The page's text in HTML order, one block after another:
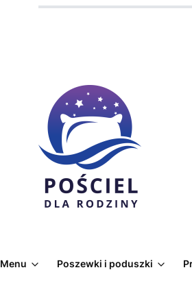
Menu Poszewki i poduszki